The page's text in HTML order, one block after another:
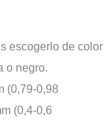
escogerlo de color
o negro.
(0,79-0,98
(0,4-0,6